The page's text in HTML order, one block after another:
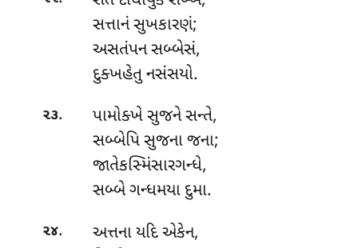
સત્તાનં સુખકારણં;
અસતંપન સબ્બેસં,
દુક્ખહેતુ નસંસયો.
૨૩. પામોક્ખેસુજને સન્તે,
સબ્બેપિ સુજના જના;
જાતેકસ્મિંસારગન્ધે,
સબ્બે ગન્ધમયા દુમા.
૨૪.
અત્તના યદિ એકેન,